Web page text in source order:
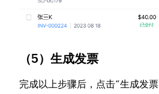
（5）生成发票
完成以上步骤后，点击“生成发